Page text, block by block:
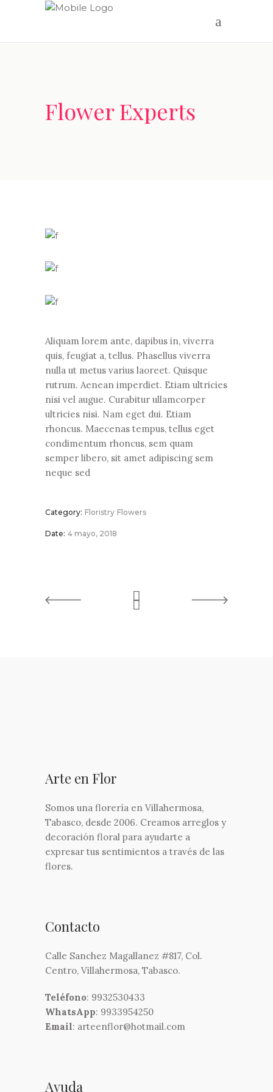
Flower Experts
Aliquam lorem ante, dapibus in, viverra
quis, feugiat a, tellus. Phasellus viverra
nulla ut metus varius laoreet. Quisque
rutrum. Aenean imperdiet. Etiam ultricies
nisi vel augue. Curabitur ullamcorper
ultricies nisi. Nam eget dui. Etiam
rhoncus. Maecenas tempus, tellus eget
condimentum rhoncus, sem quam
semper libero, sit amet adipiscing sem
neque sed
Category: Floristry Flowers
Date: 4 mayo, 2018
Arte en Flor
Somos una florería en Villahermosa,
Tabasco, desde 2006. Creamos arreglos y
decoración floral para ayudarte a
expresar tus sentimientos a través de las
flores.
Contacto
Calle Sanchez Magallanez #817, Col.
Centro, Villahermosa, Tabasco.
Teléfono: 9932530433
WhatsApp: 9933954250
Email: arteenflor@hotmail.com
Ayuda